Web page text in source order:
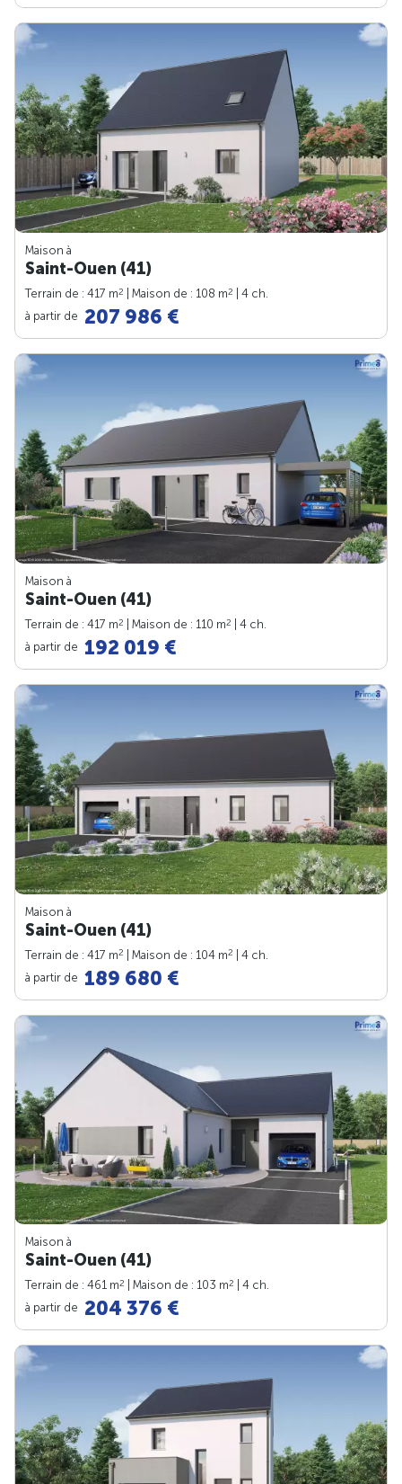
Maison à
Saint-Ouen (41)
Terrain de : 417 m2 | Maison de : 108 m2
| 4 ch.
à partir de 207 986 €
Maison à
Saint-Ouen (41)
Terrain de : 417 m2 | Maison de : 110 m2
| 4 ch.
à partir de 192 019 €
Maison à
Saint-Ouen (41)
Terrain de : 417 m2 | Maison de : 104 m2
| 4 ch.
à partir de 189 680 €
Maison à
Saint-Ouen (41)
Terrain de : 461 m2 | Maison de : 103 m2
| 4 ch.
à partir de 204 376 €